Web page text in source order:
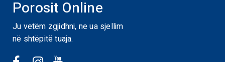
Porosit Online
Ju vetëm zgjidhni, ne ua sjellim
në shtëpitë tuaja.